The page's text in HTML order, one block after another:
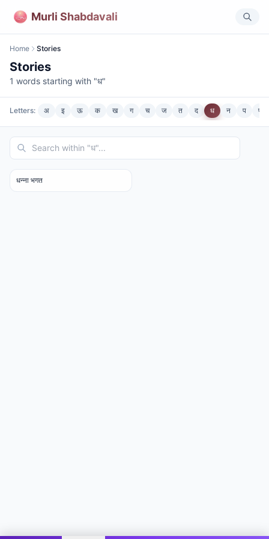
Murli Shabdavali
Home Stories
Stories
1 words starting with "ध"
Letters: अ इ ऊ क ख ग च ज त द ध न प फ
धन्ना भगत